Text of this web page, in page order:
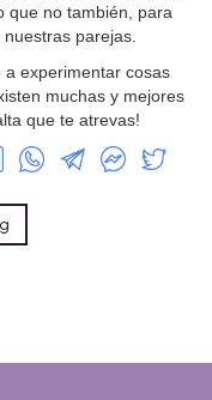
que no también, para
parejas.
experimentar cosas
muchas y mejores
que te atrevas!